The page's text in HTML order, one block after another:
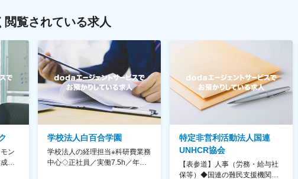
閲覧されている求人
ン
・
学校法人白百合学園
学校法人の経理担当※科研費業務
中心◇正社員／実働7.5h／年休
特定非営利活動法人国連
UNHCR協会
【表参道】人事（労務・給与社
保等）◆国連の難民支援機関の